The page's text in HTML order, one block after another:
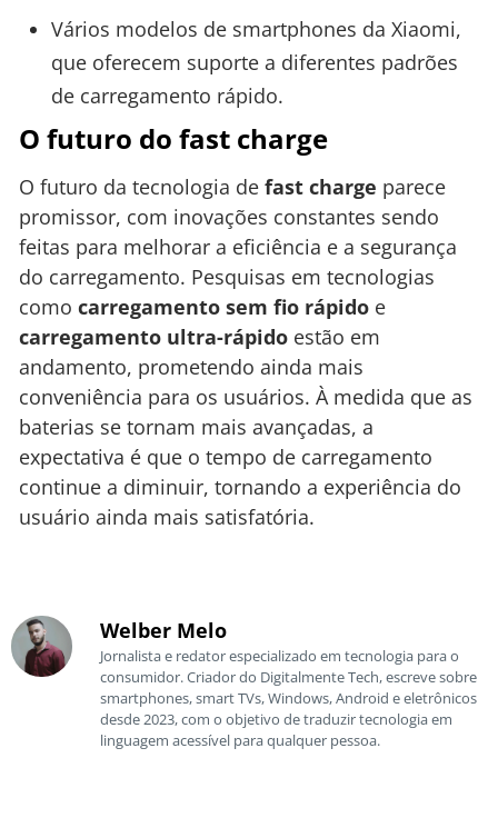
Vários modelos de smartphones da Xiaomi,
que oferecem suporte a diferentes padrões
de carregamento rápido.
O futuro do fast charge
O futuro da tecnologia de fast charge parece
promissor, com inovações constantes sendo
feitas para melhorar a eficiência e a segurança
do carregamento. Pesquisas em tecnologias
como carregamento sem fio rápido e
carregamento ultra-rápido estão em
andamento, prometendo ainda mais
conveniência para os usuários. À medida que as
baterias se tornam mais avançadas, a
expectativa é que o tempo de carregamento
continue a diminuir, tornando a experiência do
usuário ainda mais satisfatória.
Welber Melo
Jornalista e redator especializado em tecnologia para o
consumidor. Criador do Digitalmente Tech, escreve sobre
smartphones, smart TVs, Windows, Android e eletrônicos
desde 2023, com o objetivo de traduzir tecnologia em
linguagem acessível para qualquer pessoa.